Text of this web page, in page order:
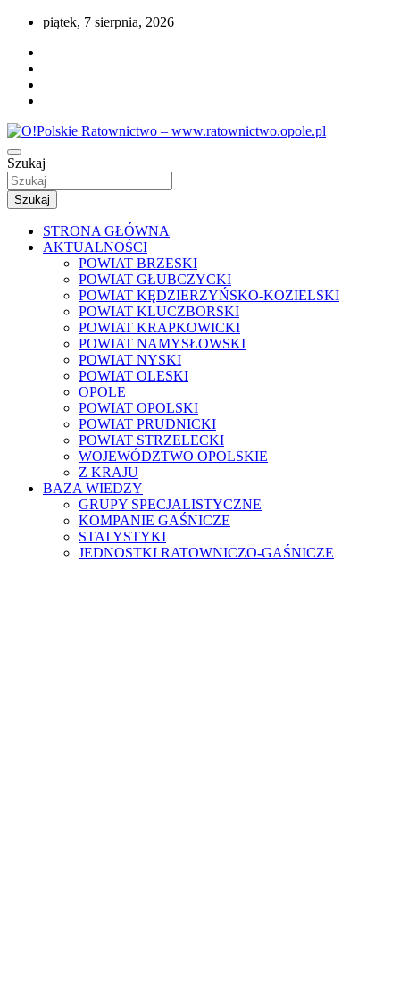
Przejdź
treści
piątek, 7 sierpnia, 2026
O!Polskie Ratownictwo –
www.ratownictwo.opole.pl
Portal opolskiego i polskiego ratownictwa.
Szukaj
Szukaj
STRONA GŁÓWNA
AKTUALNOŚCI
POWIAT BRZESKI
POWIAT GŁUBCZYCKI
POWIAT KĘDZIERZYŃSKO-KOZIELSKI
POWIAT KLUCZBORSKI
POWIAT KRAPKOWICKI
POWIAT NAMYSŁOWSKI
POWIAT NYSKI
POWIAT OLESKI
OPOLE
POWIAT OPOLSKI
POWIAT PRUDNICKI
POWIAT STRZELECKI
WOJEWÓDZTWO OPOLSKIE
Z KRAJU
BAZA WIEDZY
GRUPY SPECJALISTYCZNE
KOMPANIE GAŚNICZE
STATYSTYKI
JEDNOSTKI RATOWNICZO-GAŚNICZE